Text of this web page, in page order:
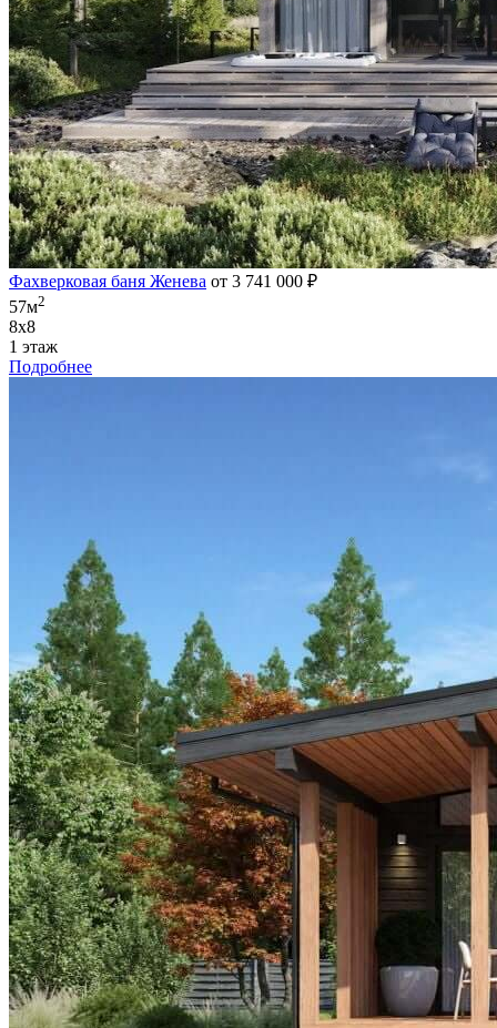
Фахверковая баня Женева от 3 741 000 ₽
57м2
8х8
1 этаж
Подробнее